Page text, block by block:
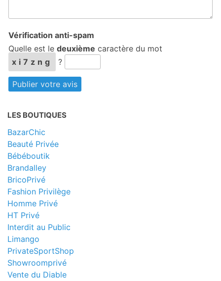
Vérification anti-spam
Quelle est le deuxième caractère du mot
xi7zng
?
LES BOUTIQUES
BazarChic
Beauté Privée
Bébéboutik
Brandalley
BricoPrivé
Fashion Privilège
Homme Privé
HT Privé
Interdit au Public
Limango
PrivateSportShop
Showroomprivé
Vente du Diable